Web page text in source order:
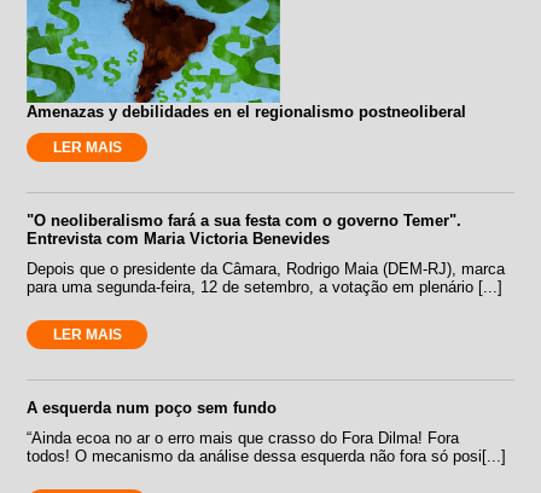
Amenazas y debilidades en el regionalismo postneoliberal
LER MAIS
"O neoliberalismo fará a sua festa com o governo Temer".
Entrevista com Maria Victoria Benevides
Depois que o presidente da Câmara, Rodrigo Maia (DEM-RJ), marca
para uma segunda-feira, 12 de setembro, a votação em plenário [...]
LER MAIS
A esquerda num poço sem fundo
“Ainda ecoa no ar o erro mais que crasso do Fora Dilma! Fora
todos! O mecanismo da análise dessa esquerda não fora só posi[...]